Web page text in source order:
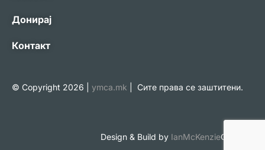
Донирај
Контакт
© Copyright 2026 | ymca.mk | Сите права се заштитени.
Design & Build by IanMcKenzieCreative